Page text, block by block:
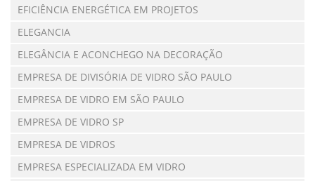
EFICIÊNCIA ENERGÉTICA EM PROJETOS
ELEGANCIA
ELEGÂNCIA E ACONCHEGO NA DECORAÇÃO
EMPRESA DE DIVISÓRIA DE VIDRO SÃO PAULO
EMPRESA DE VIDRO EM SÃO PAULO
EMPRESA DE VIDRO SP
EMPRESA DE VIDROS
EMPRESA ESPECIALIZADA EM VIDRO